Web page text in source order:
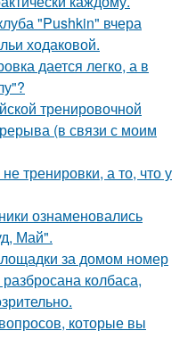
"Pushkin" вчера
ходаковой.
дается легко, а в
тренировочной
(в связи с моим
тренировки, а то, что у
ознаменовались
Май".
за домом номер
колбаса,
которые вы